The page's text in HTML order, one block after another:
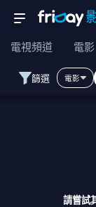
電視頻道 電影
篩選 電影
請嘗試